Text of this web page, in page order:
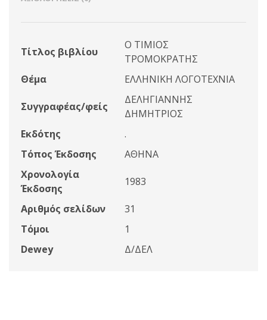
Τίτλος βιβλίου
Ο ΤΙΜΙΟΣ
ΤΡΟΜΟΚΡΑΤΗΣ
Θέμα
ΕΛΛΗΝΙΚΗ ΛΟΓΟΤΕΧΝΙΑ
Συγγραφέας/φείς
ΔΕΛΗΓΙΑΝΝΗΣ
ΔΗΜΗΤΡΙΟΣ
Εκδότης
.
Τόπος Έκδοσης
ΑΘΗΝΑ
Χρονολογία
Έκδοσης
1983
Αριθμός σελίδων
31
Τόμοι
1
Dewey
Δ/ΔΕΛ